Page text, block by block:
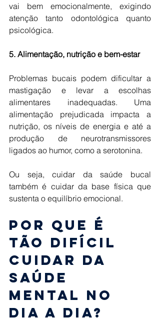
vai bem emocionalmente, exigindo
atenção tanto odontológica quanto
psicológica.
5. Alimentação, nutrição e bem-estar
Problemas bucais podem dificultar a
mastigação e levar a escolhas
alimentares inadequadas. Uma
alimentação prejudicada impacta a
nutrição, os níveis de energia e até a
produção de neurotransmissores
ligados ao humor, como a serotonina.
Ou seja, cuidar da saúde bucal
também é cuidar da base física que
sustenta o equilíbrio emocional.
Por que é
tão difícil
cuidar da
saúde
mental no
dia a dia?